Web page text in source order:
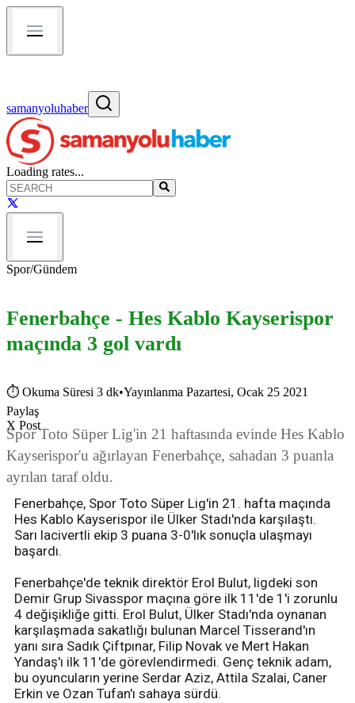
samanyoluhaber
Loading rates...
Spor/Gündem
Fenerbahçe - Hes Kablo Kayserispor
maçında 3 gol vardı
⏱ Okuma Süresi 3 dk•Yayınlanma Pazartesi, Ocak 25 2021
Paylaş
X Post
Spor Toto Süper Lig'in 21 haftasında evinde Hes Kablo
Kayserispor'u ağırlayan Fenerbahçe, sahadan 3 puanla
ayrılan taraf oldu.
Fenerbahçe, Spor Toto Süper Lig'in 21. hafta maçında
Hes Kablo Kayserispor ile Ülker Stadı'nda karşılaştı.
Sarı lacivertli ekip 3 puana 3-0'lık sonuçla ulaşmayı
başardı.
Fenerbahçe'de teknik direktör Erol Bulut, ligdeki son
Demir Grup Sivasspor maçına göre ilk 11'de 1'i zorunlu
4 değişikliğe gitti. Erol Bulut, Ülker Stadı'nda oynanan
karşılaşmada sakatlığı bulunan Marcel Tisserand'ın
yanı sıra Sadık Çiftpınar, Filip Novak ve Mert Hakan
Yandaş'ı ilk 11'de görevlendirmedi. Genç teknik adam,
bu oyuncuların yerine Serdar Aziz, Attila Szalai, Caner
Erkin ve Ozan Tufan'ı sahaya sürdü.